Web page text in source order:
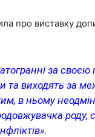
про виставку
за
та виходять за
в ньому